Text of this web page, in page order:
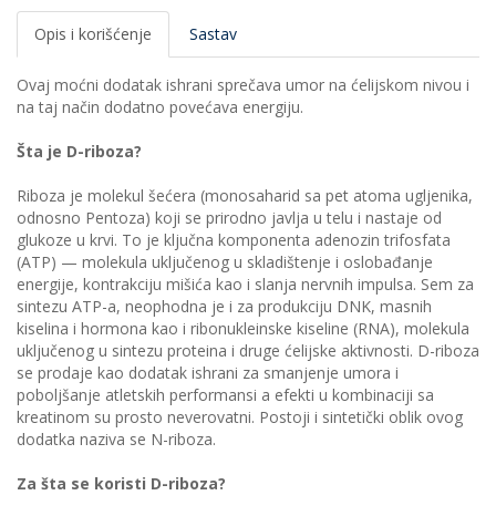
Opis i korišćenje Sastav
Ovaj moćni dodatak ishrani sprečava umor na ćelijskom nivou i
na taj način dodatno povećava energiju.
Šta je D-riboza?
Riboza je molekul šećera (monosaharid sa pet atoma ugljenika,
odnosno Pentoza) koji se prirodno javlja u telu i nastaje od
glukoze u krvi. To je ključna komponenta adenozin trifosfata
(ATP) — molekula uključenog u skladištenje i oslobađanje
energije, kontrakciju mišića kao i slanja nervnih impulsa. Sem za
sintezu ATP-a, neophodna je i za produkciju DNK, masnih
kiselina i hormona kao i ribonukleinske kiseline (RNA), molekula
uključenog u sintezu proteina i druge ćelijske aktivnosti. D-riboza
se prodaje kao dodatak ishrani za smanjenje umora i
poboljšanje atletskih performansi a efekti u kombinaciji sa
kreatinom su prosto neverovatni. Postoji i sintetički oblik ovog
dodatka naziva se N-riboza.
Za šta se koristi D-riboza?